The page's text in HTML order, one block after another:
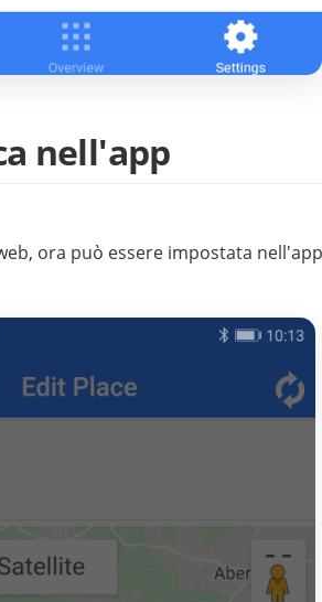
nell'app
ora può essere impostata